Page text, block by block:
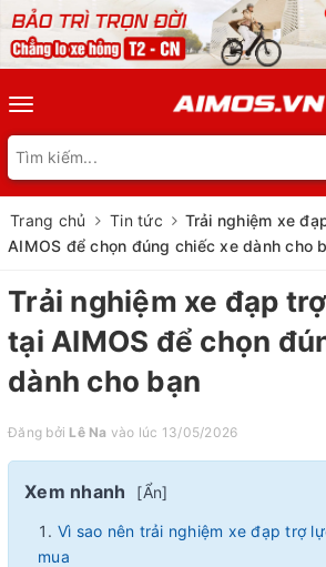
Toggle
navigation
Trang chủ Tin tức
Trải nghiệm xe
AIMOS để chọn đúng chiếc xe dành cho
Trải nghiệm xe đạp
tại AIMOS để chọn
dành cho bạn
Đăng bởi Lê Na vào lúc 13/05/2026
Xem nhanh [Ẩn]
Vì sao nên trải nghiệm xe đạp trợ
mua